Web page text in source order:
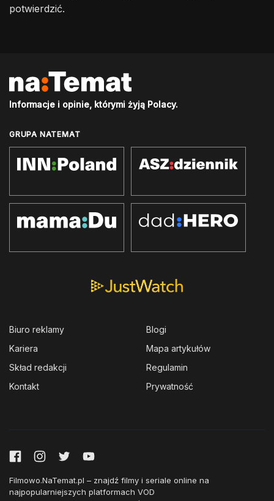
potwierdzić.
Informacje i opinie, którymi żyją Polacy.
GRUPA NATEMAT
Biuro reklamy
Kariera
Skład redakcji
Kontakt
Blogi
Mapa artykułów
Regulamin
Prywatność
Filmowo.NaTemat.pl – znajdź filmy i seriale online na
najpopularniejszych platformach VOD